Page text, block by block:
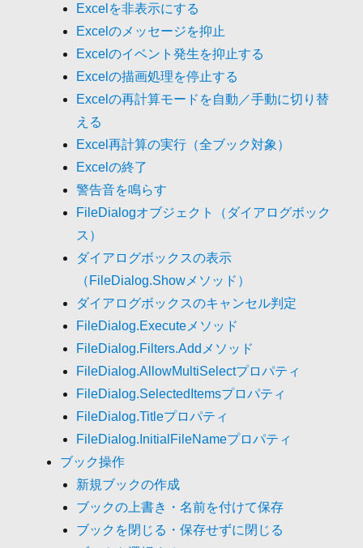
Excelを非表示にする
Excelのメッセージを抑止
Excelのイベント発生を抑止する
Excelの描画処理を停止する
Excelの再計算モードを自動／手動に切り替
える
Excel再計算の実行（全ブック対象）
Excelの終了
警告音を鳴らす
FileDialogオブジェクト（ダイアログボック
ス）
ダイアログボックスの表示
（FileDialog.Showメソッド）
ダイアログボックスのキャンセル判定
FileDialog.Executeメソッド
FileDialog.Filters.Addメソッド
FileDialog.AllowMultiSelectプロパティ
FileDialog.SelectedItemsプロパティ
FileDialog.Titleプロパティ
FileDialog.InitialFileNameプロパティ
ブック操作
新規ブックの作成
ブックの上書き・名前を付けて保存
ブックを閉じる・保存せずに閉じる